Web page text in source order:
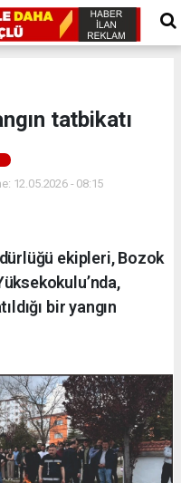
tatbikatı
12.05.2026 - 08:15
ekipleri, Bozok
bir yangın